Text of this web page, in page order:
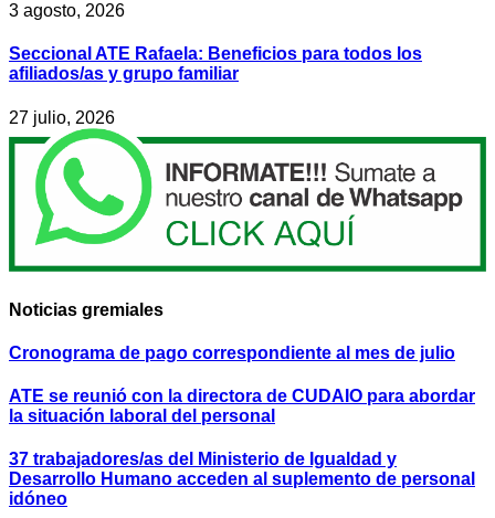
3 agosto, 2026
Seccional ATE Rafaela: Beneficios para todos los
afiliados/as y grupo familiar
27 julio, 2026
Noticias gremiales
Cronograma de pago correspondiente al mes de julio
ATE se reunió con la directora de CUDAIO para abordar
la situación laboral del personal
37 trabajadores/as del Ministerio de Igualdad y
Desarrollo Humano acceden al suplemento de personal
idóneo